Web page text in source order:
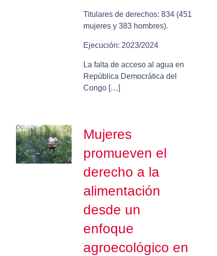
Titulares de derechos: 834 (451
mujeres y 383 hombres).
Ejecución: 2023/2024
La falta de acceso al agua en
República Democrática del
Congo […]
Mujeres
promueven el
derecho a la
alimentación
desde un
enfoque
agroecológico en